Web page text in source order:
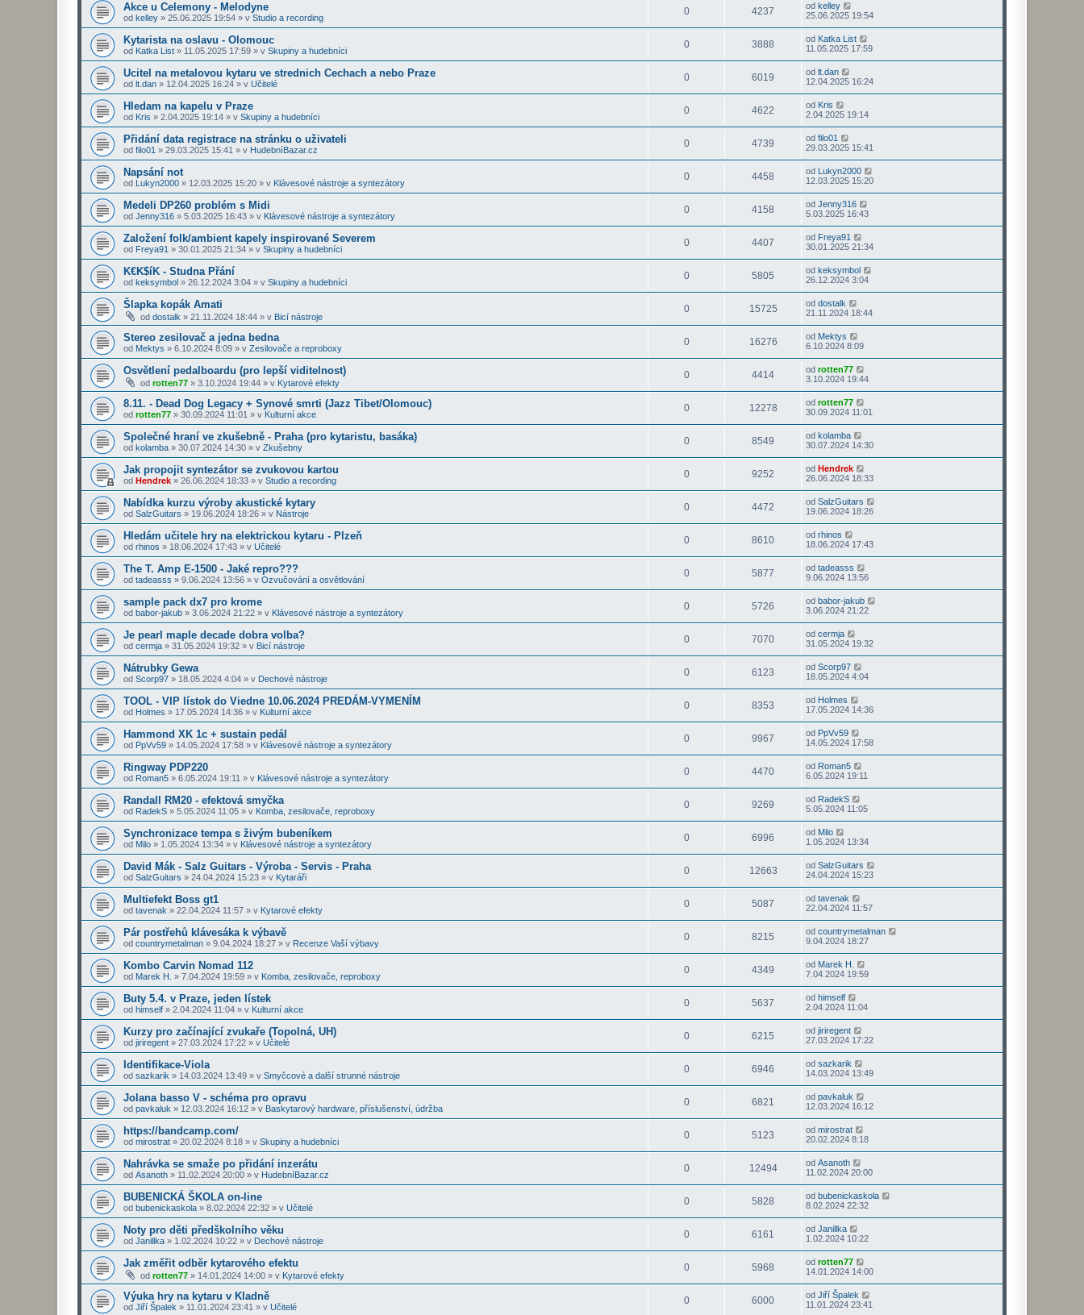
Akce u Celemony - Melodyne
od kelley » 25.06.2025 19:54 » v Studio a recording
0 4237 od kelley
25.06.2025 19:54
Kytarista na oslavu - Olomouc
od Katka List » 11.05.2025 17:59 » v Skupiny a hudebníci
0 3888 od Katka List
11.05.2025 17:59
Ucitel na metalovou kytaru ve strednich Cechach a nebo Praze
od lt.dan » 12.04.2025 16:24 » v Učitelé
0 6019 od lt.dan
12.04.2025 16:24
Hledam na kapelu v Praze
od Kris » 2.04.2025 19:14 » v Skupiny a hudebníci
0 4622 od Kris
2.04.2025 19:14
Přidání data registrace na stránku o uživateli
od filo01 » 29.03.2025 15:41 » v HudebníBazar.cz
0 4739 od filo01
29.03.2025 15:41
Napsání not
od Lukyn2000 » 12.03.2025 15:20 » v Klávesové nástroje a syntezátory
0 4458 od Lukyn2000
12.03.2025 15:20
Medeli DP260 problém s Midi
od Jenny316 » 5.03.2025 16:43 » v Klávesové nástroje a syntezátory
0 4158 od Jenny316
5.03.2025 16:43
Založení folk/ambient kapely inspirované Severem
od Freya91 » 30.01.2025 21:34 » v Skupiny a hudebníci
0 4407 od Freya91
30.01.2025 21:34
K€K$íK - Studna Přání
od keksymbol » 26.12.2024 3:04 » v Skupiny a hudebníci
0 5805 od keksymbol
26.12.2024 3:04
Šlapka kopák Amati
od dostalk » 21.11.2024 18:44 » v Bicí nástroje
0 15725 od dostalk
21.11.2024 18:44
Stereo zesilovač a jedna bedna
od Mektys » 6.10.2024 8:09 » v Zesilovače a reproboxy
0 16276 od Mektys
6.10.2024 8:09
Osvětlení pedalboardu (pro lepší viditelnost)
od rotten77 » 3.10.2024 19:44 » v Kytarové efekty
0 4414 od rotten77
3.10.2024 19:44
8.11. - Dead Dog Legacy + Synové smrti (Jazz Tibet/Olomouc)
od rotten77 » 30.09.2024 11:01 » v Kulturní akce
0 12278 od rotten77
30.09.2024 11:01
Společné hraní ve zkušebně - Praha (pro kytaristu, basáka)
od kolamba » 30.07.2024 14:30 » v Zkušebny
0 8549 od kolamba
30.07.2024 14:30
Jak propojit syntezátor se zvukovou kartou
od Hendrek » 26.06.2024 18:33 » v Studio a recording
0 9252 od Hendrek
26.06.2024 18:33
Nabídka kurzu výroby akustické kytary
od SalzGuitars » 19.06.2024 18:26 » v Nástroje
0 4472 od SalzGuitars
19.06.2024 18:26
Hledám učitele hry na elektrickou kytaru - Plzeň
od rhinos » 18.06.2024 17:43 » v Učitelé
0 8610 od rhinos
18.06.2024 17:43
The T. Amp E-1500 - Jaké repro???
od tadeasss » 9.06.2024 13:56 » v Ozvučování a osvětlování
0 5877 od tadeasss
9.06.2024 13:56
sample pack dx7 pro krome
od babor-jakub » 3.06.2024 21:22 » v Klávesové nástroje a syntezátory
0 5726 od babor-jakub
3.06.2024 21:22
Je pearl maple decade dobra volba?
od cermja » 31.05.2024 19:32 » v Bicí nástroje
0 7070 od cermja
31.05.2024 19:32
Nátrubky Gewa
od Scorp97 » 18.05.2024 4:04 » v Dechové nástroje
0 6123 od Scorp97
18.05.2024 4:04
TOOL - VIP lístok do Viedne 10.06.2024 PREDÁM-VYMENÍM
od Holmes » 17.05.2024 14:36 » v Kulturní akce
0 8353 od Holmes
17.05.2024 14:36
Hammond XK 1c + sustain pedál
od PpVv59 » 14.05.2024 17:58 » v Klávesové nástroje a syntezátory
0 9967 od PpVv59
14.05.2024 17:58
Ringway PDP220
od Roman5 » 6.05.2024 19:11 » v Klávesové nástroje a syntezátory
0 4470 od Roman5
6.05.2024 19:11
Randall RM20 - efektová smyčka
od RadekS » 5.05.2024 11:05 » v Komba, zesilovače, reproboxy
0 9269 od RadekS
5.05.2024 11:05
Synchronizace tempa s živým bubeníkem
od Milo » 1.05.2024 13:34 » v Klávesové nástroje a syntezátory
0 6996 od Milo
1.05.2024 13:34
David Mák - Salz Guitars - Výroba - Servis - Praha
od SalzGuitars » 24.04.2024 15:23 » v Kytaráři
0 12663 od SalzGuitars
24.04.2024 15:23
Multiefekt Boss gt1
od tavenak » 22.04.2024 11:57 » v Kytarové efekty
0 5087 od tavenak
22.04.2024 11:57
Pár postřehů klávesáka k výbavě
od countrymetalman » 9.04.2024 18:27 » v Recenze Vaší výbavy
0 8215 od countrymetalman
9.04.2024 18:27
Kombo Carvin Nomad 112
od Marek H. » 7.04.2024 19:59 » v Komba, zesilovače, reproboxy
0 4349 od Marek H.
7.04.2024 19:59
Buty 5.4. v Praze, jeden lístek
od himself » 2.04.2024 11:04 » v Kulturní akce
0 5637 od himself
2.04.2024 11:04
Kurzy pro začínající zvukaře (Topolná, UH)
od jiriregent » 27.03.2024 17:22 » v Učitelé
0 6215 od jiriregent
27.03.2024 17:22
Identifikace-Viola
od sazkarik » 14.03.2024 13:49 » v Smyčcové a další strunné nástroje
0 6946 od sazkarik
14.03.2024 13:49
Jolana basso V - schéma pro opravu
od pavkaluk » 12.03.2024 16:12 » v Baskytarový hardware, příslušenství, údržba
0 6821 od pavkaluk
12.03.2024 16:12
https://bandcamp.com/
od mirostrat » 20.02.2024 8:18 » v Skupiny a hudebníci
0 5123 od mirostrat
20.02.2024 8:18
Nahrávka se smaže po přidání inzerátu
od Asanoth » 11.02.2024 20:00 » v HudebníBazar.cz
0 12494 od Asanoth
11.02.2024 20:00
BUBENICKÁ ŠKOLA on-line
od bubenickaskola » 8.02.2024 22:32 » v Učitelé
0 5828 od bubenickaskola
8.02.2024 22:32
Noty pro děti předškolního věku
od Janillka » 1.02.2024 10:22 » v Dechové nástroje
0 6161 od Janillka
1.02.2024 10:22
Jak změřit odběr kytarového efektu
od rotten77 » 14.01.2024 14:00 » v Kytarové efekty
0 5968 od rotten77
14.01.2024 14:00
Výuka hry na kytaru v Kladně
od Jiří Špalek » 11.01.2024 23:41 » v Učitelé
0 6000 od Jiří Špalek
11.01.2024 23:41